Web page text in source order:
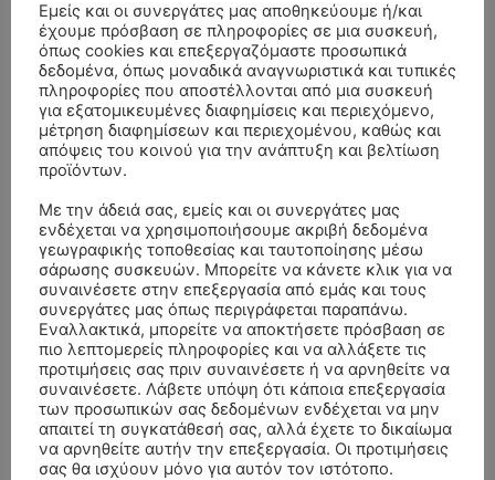
ΣΥΛΛΥΠΗΤΗΡΙΑ ΜΗΝΥΜΑΤΑ
Αλέξανδρος Σέρβοςεπί ΚΗΔΕΙΑ – ΣΑΒΒΑΤΟ 25/7/2026 –
ΧΑΡΑΛΑΜΠΟΣ ΚΑΥΚΙΑΣ ΕΤΩΝ 57
ΧΡΙΣΤΙΝΑεπίΚΗΔΕΙΑ – ΤΡΙΤΗ 4/8/2026 – ΧΡΗΣΤΟΣ Α. ΠΑΛΙΟΥΡΑΣ
Εμείς και οι συνεργάτες μας αποθηκεύουμε ή/και
έχουμε πρόσβαση σε πληροφορίες σε μια συσκευή,
όπως cookies και επεξεργαζόμαστε προσωπικά
δεδομένα, όπως μοναδικά αναγνωριστικά και τυπικές
πληροφορίες που αποστέλλονται από μια συσκευή
για εξατομικευμένες διαφημίσεις και περιεχόμενο,
μέτρηση διαφημίσεων και περιεχομένου, καθώς και
απόψεις του κοινού για την ανάπτυξη και βελτίωση
προϊόντων.
Με την άδειά σας, εμείς και οι συνεργάτες μας
ενδέχεται να χρησιμοποιήσουμε ακριβή δεδομένα
γεωγραφικής τοποθεσίας και ταυτοποίησης μέσω
σάρωσης συσκευών. Μπορείτε να κάνετε κλικ για να
συναινέσετε στην επεξεργασία από εμάς και τους
συνεργάτες μας όπως περιγράφεται παραπάνω.
Εναλλακτικά, μπορείτε να αποκτήσετε πρόσβαση σε
πιο λεπτομερείς πληροφορίες και να αλλάξετε τις
προτιμήσεις σας πριν συναινέσετε ή να αρνηθείτε να
συναινέσετε. Λάβετε υπόψη ότι κάποια επεξεργασία
των προσωπικών σας δεδομένων ενδέχεται να μην
απαιτεί τη συγκατάθεσή σας, αλλά έχετε το δικαίωμα
να αρνηθείτε αυτήν την επεξεργασία. Οι προτιμήσεις
σας θα ισχύουν μόνο για αυτόν τον ιστότοπο.